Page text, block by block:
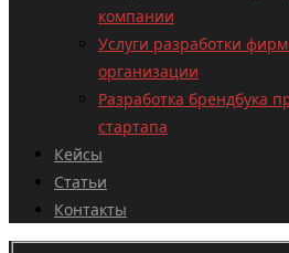
компании
Услуги разработки
организации
Разработка брендбука
стартапа
Кейсы
Статьи
Контакты